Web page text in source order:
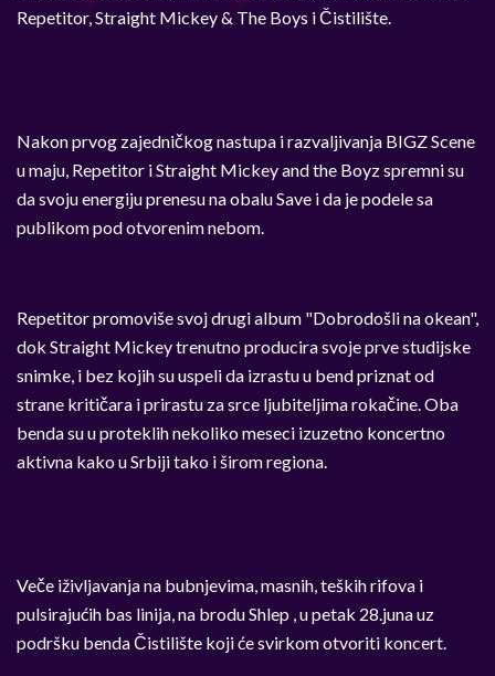
Repetitor, Straight Mickey & The Boys i Čistilište.
Nakon prvog zajedničkog nastupa i razvaljivanja BIGZ Scene
u maju, Repetitor i Straight Mickey and the Boyz spremni su
da svoju energiju prenesu na obalu Save i da je podele sa
publikom pod otvorenim nebom.
Repetitor promoviše svoj drugi album "Dobrodošli na okean",
dok Straight Mickey trenutno producira svoje prve studijske
snimke, i bez kojih su uspeli da izrastu u bend priznat od
strane kritičara i prirastu za srce ljubiteljima rokačine. Oba
benda su u proteklih nekoliko meseci izuzetno koncertno
aktivna kako u Srbiji tako i širom regiona.
Veče iživljavanja na bubnjevima, masnih, teških rifova i
pulsirajućih bas linija, na brodu Shlep , u petak 28.juna uz
podršku benda Čistilište koji će svirkom otvoriti koncert.